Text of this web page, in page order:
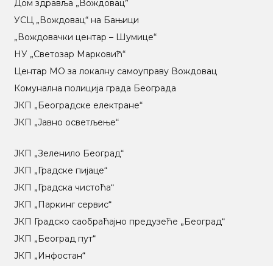
Дом здравља „Вождовац”
УСЦ „Вождовац“ на Бањици
„Вождовачки центар – Шумице“
НУ „Светозар Марковић“
Центар МO за локалну самоуправу Вождовац
Комунална полиција града Београда
ЈКП „Београдске електране“
ЈКП „Јавно осветљење“
ЈКП „Зеленило Београд“
ЈКП „Градске пијаце“
ЈКП „Градска чистоћа“
ЈКП „Паркинг сервис“
ЈКП Градско саобраћајно предузеће „Београд“
ЈКП „Београд пут“
ЈКП „Инфостан“